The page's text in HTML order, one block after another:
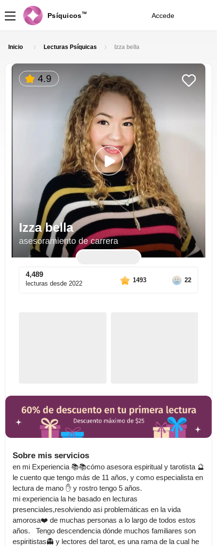
PsíquicosTM Accede
Inicio Lecturas Psíquicas Izza bella
4.9
Izza bella
asesoramiento de carrera
4,489
lecturas desde 2022 1493 22
Sobre mis servicios
en mi Experiencia 📚📚cómo asesora espiritual y tarotista 🔮
le cuento que tengo más de 11 años, y como especialista en
lectura de mano ✋ y rostro tengo 5 años.
mi experiencia la he basado en lecturas
presenciales,resolviendo asi problemáticas en la vida
amorosa❤️ de muchas personas a lo largo de todos estos
años.   Tengo descendencia dónde muchos familiares son
espiritistas👻 y lectores del tarot, es una rama de la cual he